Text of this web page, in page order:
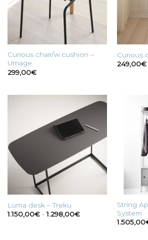
Curious chair/w.cushion –
Umage
299,00€
Curious
249,00€
Luma desk – Treku
1.150,00€ - 1.298,00€Fascia
String
System
1.505,00